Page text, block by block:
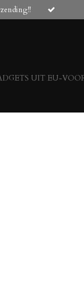
UIT EU-